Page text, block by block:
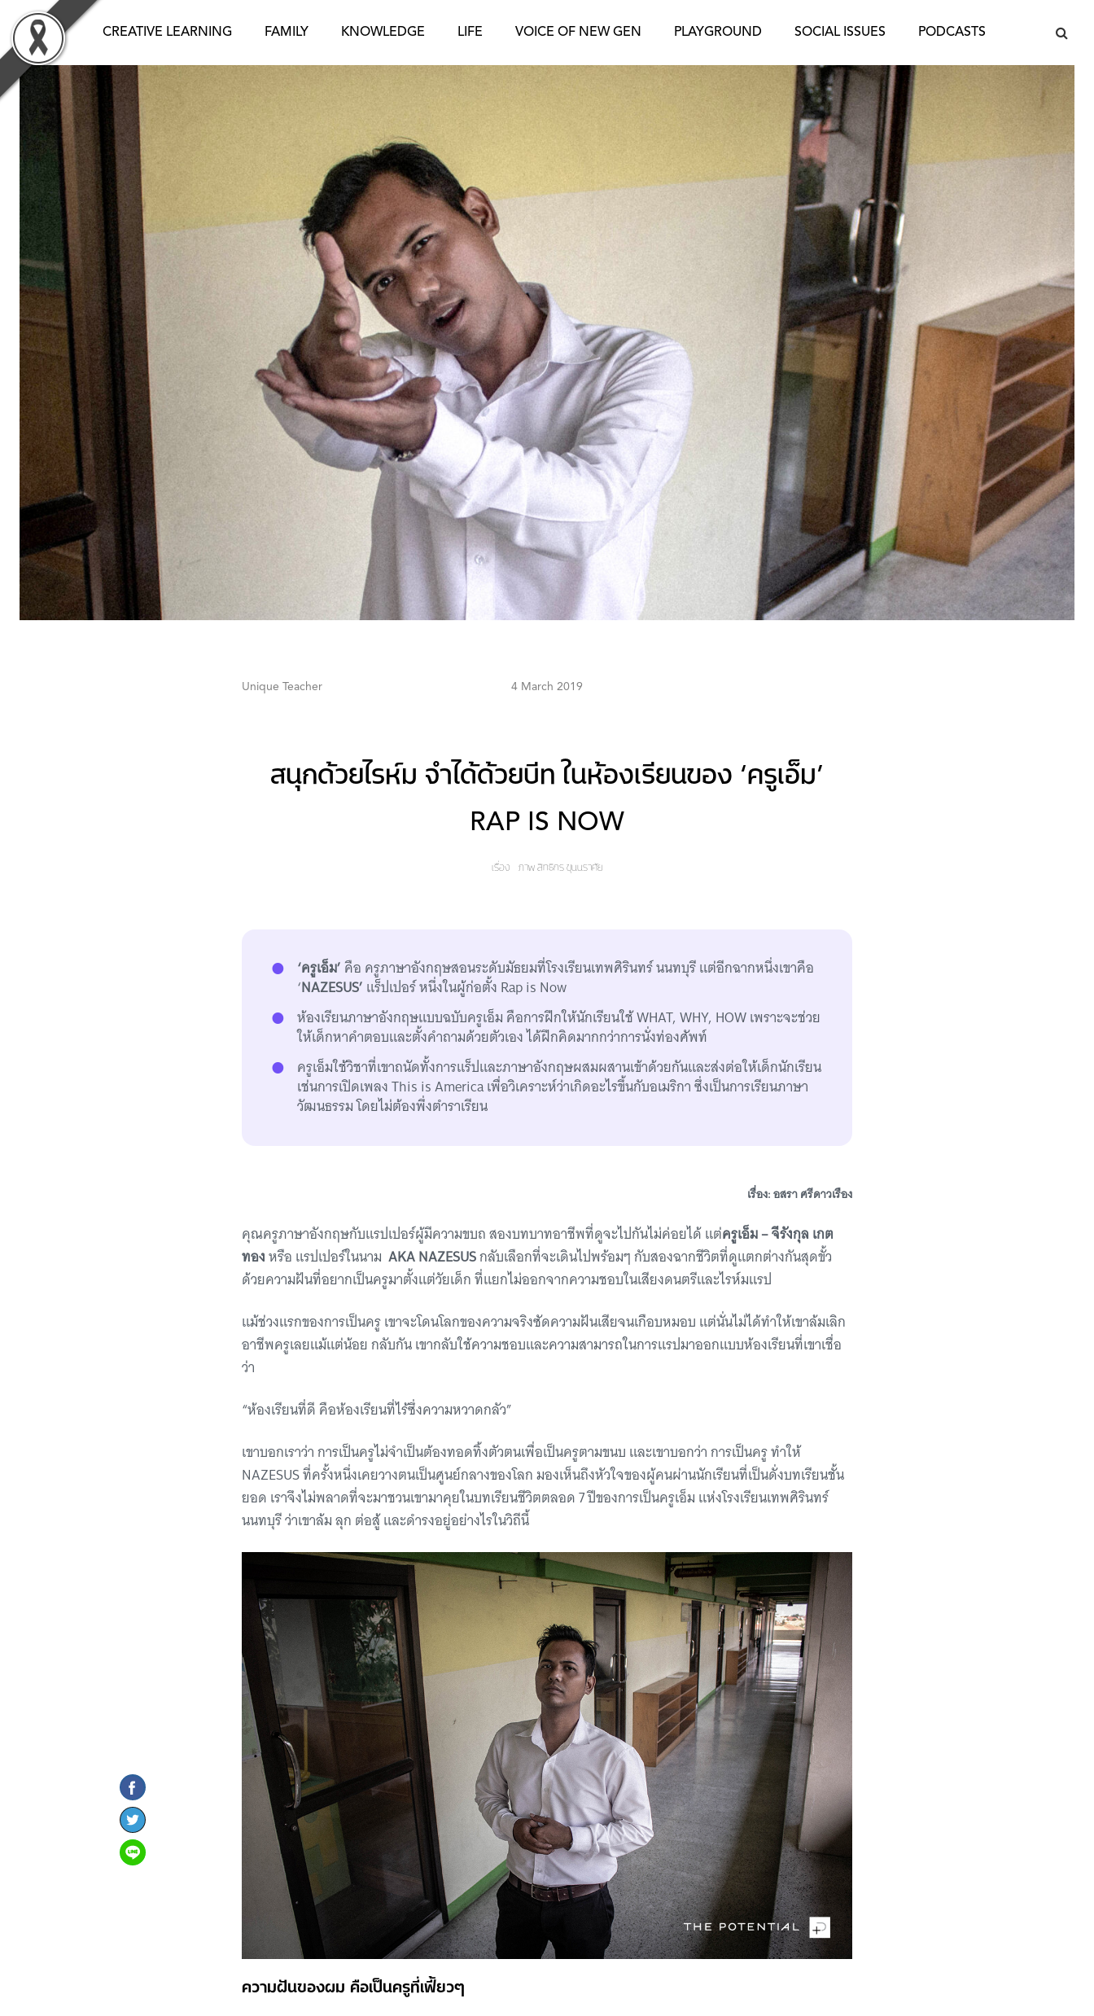
content
CREATIVE LEARNING FAMILY KNOWLEDGE LIFE VOICE OF NEW GEN PLAYGROUND SOCIAL ISSUES PODCASTS
Unique Teacher 4 March 2019
สนุกด้วยไรห์ม จำได้ด้วยบีท ในห้องเรียนของ ‘ครูเอ็ม’
RAP IS NOW
เรื่อง ภาพ สิทธิกร ขุนนราศัย
‘ครูเอ็ม’ คือ ครูภาษาอังกฤษสอนระดับมัธยมที่โรงเรียนเทพศิรินทร์ นนทบุรี แต่อีกฉากหนึ่งเขาคือ
‘NAZESUS’ แร็ปเปอร์ หนึ่งในผู้ก่อตั้ง Rap is Now
ห้องเรียนภาษาอังกฤษแบบฉบับครูเอ็ม คือการฝึกให้นักเรียนใช้ WHAT, WHY, HOW เพราะจะช่วย
ให้เด็กหาคำตอบและตั้งคำถามด้วยตัวเอง ได้ฝึกคิดมากกว่าการนั่งท่องศัพท์
ครูเอ็มใช้วิชาที่เขาถนัดทั้งการแร็ปและภาษาอังกฤษผสมผสานเข้าด้วยกันและส่งต่อให้เด็กนักเรียน
เช่นการเปิดเพลง This is America เพื่อวิเคราะห์ว่าเกิดอะไรขึ้นกับอเมริกา ซึ่งเป็นการเรียนภาษา
วัฒนธรรม โดยไม่ต้องพึ่งตำราเรียน
เรื่อง: อสรา ศรีดาวเรือง
คุณครูภาษาอังกฤษกับแรปเปอร์ผู้มีความขบถ สองบทบาทอาชีพที่ดูจะไปกันไม่ค่อยได้ แต่ครูเอ็ม – จีรังกุล เกต
ทองหรือ แรปเปอร์ในนาม AKA NAZESUSกลับเลือกที่จะเดินไปพร้อมๆ กับสองฉากชีวิตที่ดูแตกต่างกันสุดขั้ว
ด้วยความฝันที่อยากเป็นครูมาตั้งแต่วัยเด็ก ที่แยกไม่ออกจากความชอบในเสียงดนตรีและไรห์มแรป
แม้ช่วงแรกของการเป็นครู เขาจะโดนโลกของความจริงซัดความฝันเสียจนเกือบหมอบ แต่นั่นไม่ได้ทำให้เขาล้มเลิก
อาชีพครูเลยแม้แต่น้อย กลับกัน เขากลับใช้ความชอบและความสามารถในการแรปมาออกแบบห้องเรียนที่เขาเชื่อ
ว่า
“ห้องเรียนที่ดี คือห้องเรียนที่ไร้ซึ่งความหวาดกลัว”
เขาบอกเราว่า การเป็นครูไม่จำเป็นต้องทอดทิ้งตัวตนเพื่อเป็นครูตามขนบ และเขาบอกว่า การเป็นครู ทำให้
NAZESUS ที่ครั้งหนึ่งเคยวางตนเป็นศูนย์กลางของโลก มองเห็นถึงหัวใจของผู้คนผ่านนักเรียนที่เป็นดั่งบทเรียนชั้น
ยอด เราจึงไม่พลาดที่จะมาชวนเขามาคุยในบทเรียนชีวิตตลอด 7 ปีของการเป็นครูเอ็ม แห่งโรงเรียนเทพศิรินทร์
นนทบุรี ว่าเขาล้ม ลุก ต่อสู้ และดำรงอยู่อย่างไรในวิถีนี้
ความฝันของผม คือเป็นครูที่เฟี้ยวๆ